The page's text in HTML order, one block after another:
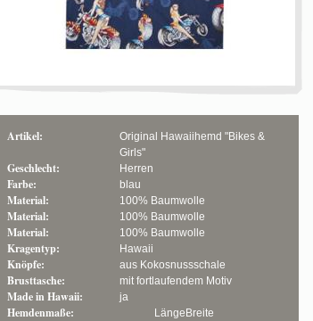
Artikel:
Original Hawaiihemd "Bikes &
Girls"
Geschlecht: Herren
Farbe: blau
Material: 100% Baumwolle
Material: 100% Baumwolle
Material: 100% Baumwolle
Kragentyp: Hawaii
Knöpfe: aus Kokosnussschale
Brusttasche: mit fortlaufendem Motiv
Made in Hawaii: ja
Hemdenmaße: Länge Breite